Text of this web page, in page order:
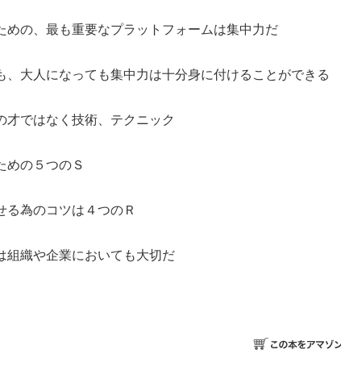
の、最も重要なプラットフォームは集中力だ
大人になっても集中力は十分身に付けることができる
ではなく技術、テクニック
の５つのＳ
為のコツは４つのＲ
織や企業においても大切だ